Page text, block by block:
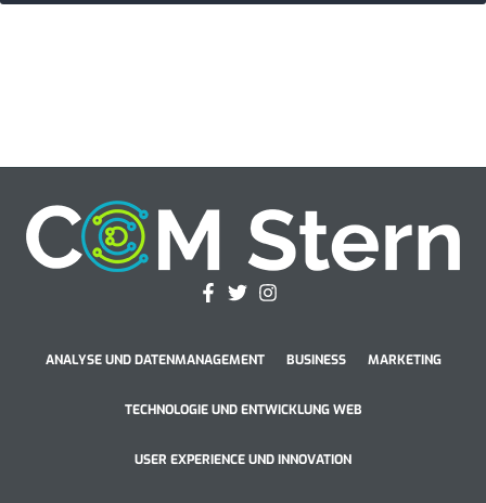
ANALYSE UND DATENMANAGEMENT BUSINESS MARKETING
TECHNOLOGIE UND ENTWICKLUNG WEB
USER EXPERIENCE UND INNOVATION